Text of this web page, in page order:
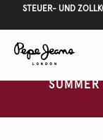
STEUER- UND